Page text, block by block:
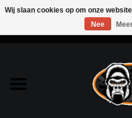
Bags & Packs
Wij slaan cookies op om onze
Nee